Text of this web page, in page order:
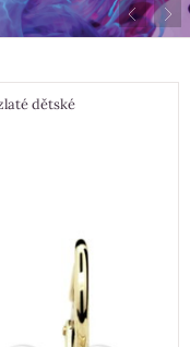
dětské